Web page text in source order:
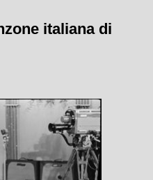
italiana di